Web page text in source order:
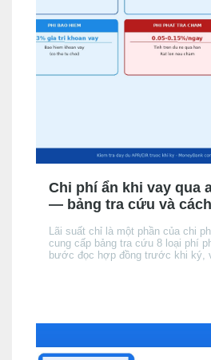
Chi phí ẩn khi vay qua
— bảng tra cứu và
Lãi suất chỉ là một phần của chi
cung cấp bảng tra cứu 8 loại phí
bước đọc hợp đồng trước khi ký,